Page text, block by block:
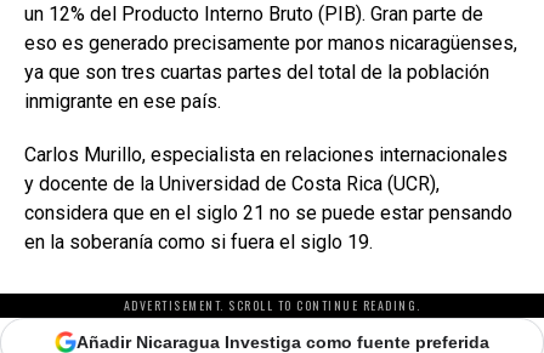
un 12% del Producto Interno Bruto (PIB). Gran parte de
eso es generado precisamente por manos nicaragüenses,
ya que son tres cuartas partes del total de la población
inmigrante en ese país.
Carlos Murillo, especialista en relaciones internacionales
y docente de la Universidad de Costa Rica (UCR),
considera que en el siglo 21 no se puede estar pensando
en la soberanía como si fuera el siglo 19.
ADVERTISEMENT. SCROLL TO CONTINUE READING.
Añadir Nicaragua Investiga como fuente preferida